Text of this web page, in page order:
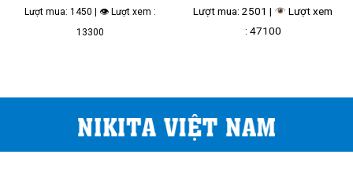
Lượt mua: 1450 | 👁 Lượt xem :
13300
Lượt mua: 2501 |
Lượt xem
: 47100